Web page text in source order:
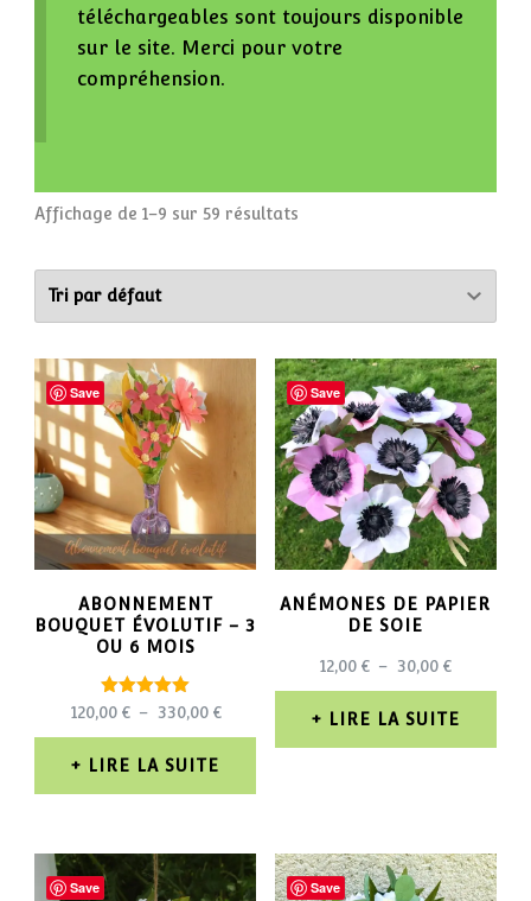
téléchargeables sont toujours disponible
sur le site. Merci pour votre
compréhension.
Affichage de 1–9 sur 59 résultats
Save
ABONNEMENT
BOUQUET ÉVOLUTIF – 3
OU 6 MOIS
Note
sur 5
120,00 € – 330,00 €PLAGE
DE
LIRE LA SUITE
Save
ANÉMONES DE PAPIER
DE SOIE
12,00€ – 30,00€PLAGE
DE
PRIX :
LIRE LA SUITE
Save Save